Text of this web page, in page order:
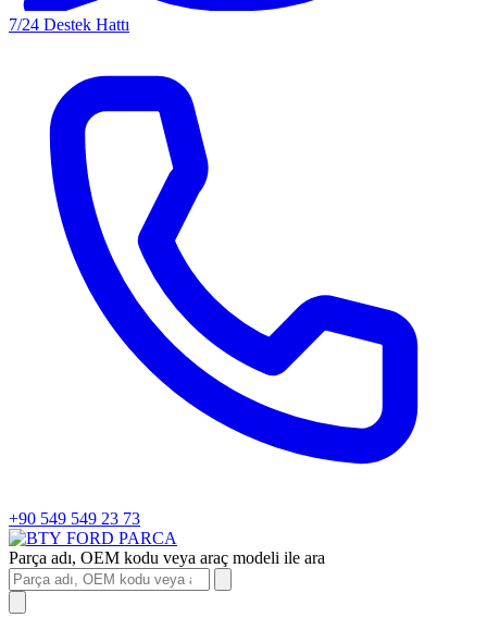
7/24 Destek Hattı
+90 549 549 23 73
FORD PARCA
Parça adı, OEM kodu veya araç modeli ile ara